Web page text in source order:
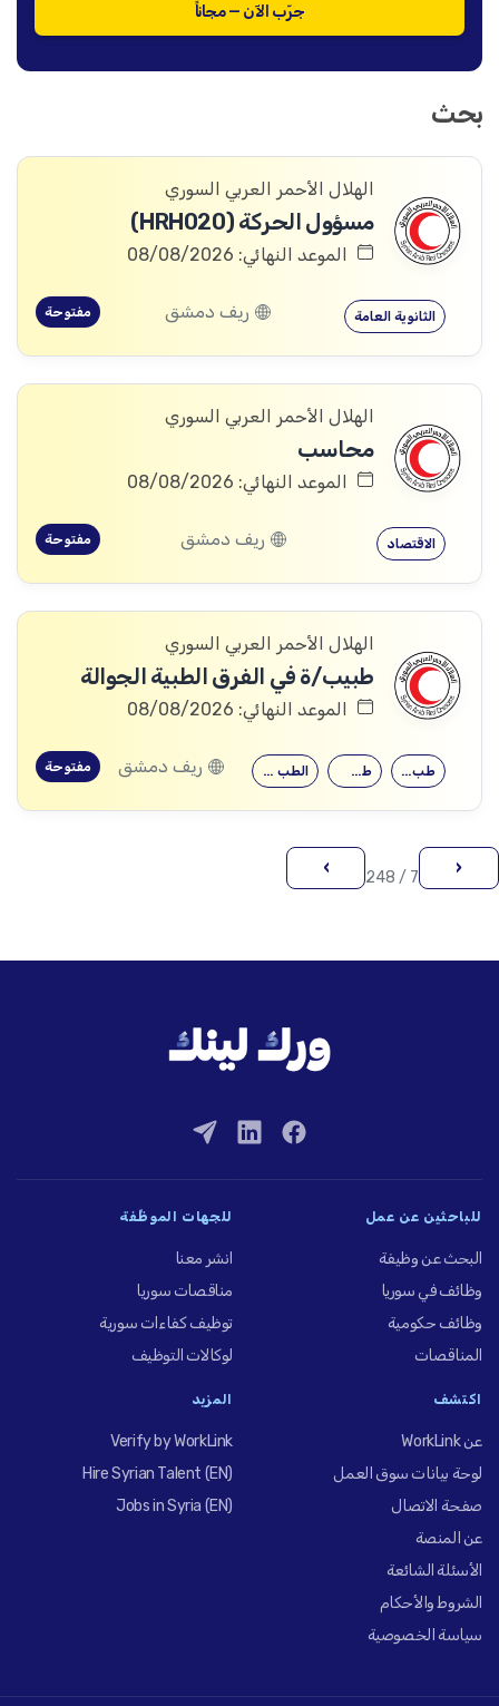
جرّب الآن — مجاناً
بحث
الهلال الأحمر العربي السوري
مسؤول الحركة (HRH020)
الموعد النهائي: 08/08/2026
الثانوية العامة ريف دمشق مفتوحة
الهلال الأحمر العربي السوري
محاسب
الموعد النهائي: 08/08/2026
الاقتصاد ريف دمشق مفتوحة
الهلال الأحمر العربي السوري
طبيب/ة في الفرق الطبية الجوالة
الموعد النهائي: 08/08/2026
الطب البشري… طب داخلي طب نسائية ريف دمشق مفتوحة
‹
7 / 248
›
للباحثين عن عمل
البحث عن وظيفة
وظائف في سوريا
وظائف حكومية
المناقصات
للجهات الموظِّفة
انشر معنا
مناقصات سوريا
توظيف كفاءات سورية
لوكالات التوظيف
اكتشف
عن WorkLink
لوحة بيانات سوق العمل
صفحة الاتصال
عن المنصة
الأسئلة الشائعة
الشروط والأحكام
سياسة الخصوصية
المزيد
Verify by WorkLink
Hire Syrian Talent (EN)
Jobs in Syria (EN)